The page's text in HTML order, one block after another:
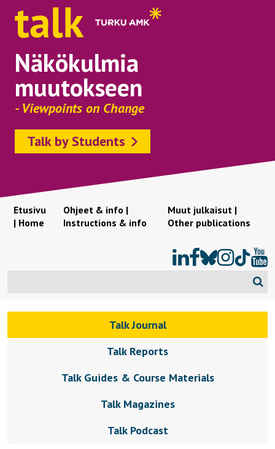
Näkökulmia
muutokseen
- Viewpoints on Change
Talk by Students
Etusivu
| Home
Ohjeet & info |
Instructions & info
Muut julkaisut |
Other publications
Talk Journal
Talk Reports
Talk Guides & Course Materials
Talk Magazines
Talk Podcast